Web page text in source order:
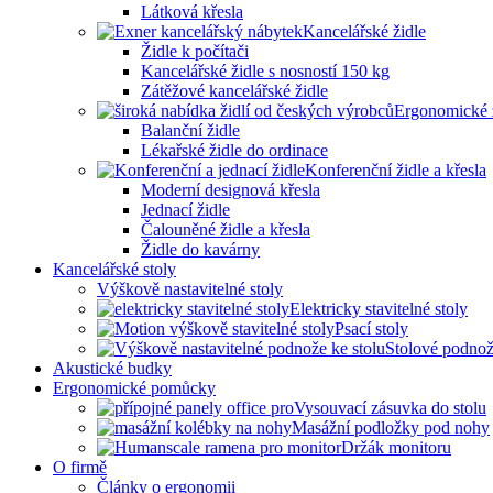
Látková křesla
Kancelářské židle
Židle k počítači
Kancelářské židle s nosností 150 kg
Zátěžové kancelářské židle
Ergonomické
Balanční židle
Lékařské židle do ordinace
Konferenční židle a křesla
Moderní designová křesla
Jednací židle
Čalouněné židle a křesla
Židle do kavárny
Kancelářské stoly
Výškově nastavitelné stoly
Elektricky stavitelné stoly
Psací stoly
Stolové
Akustické budky
Ergonomické pomůcky
Vysouvací zásuvka do stolu
Masážní podložky pod nohy
Držák monitoru
O firmě
Články o ergonomii